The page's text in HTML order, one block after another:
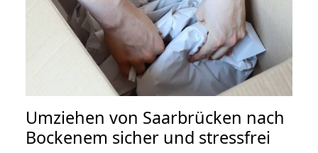
Umziehen von Saarbrücken nach
Bockenem sicher und stressfrei